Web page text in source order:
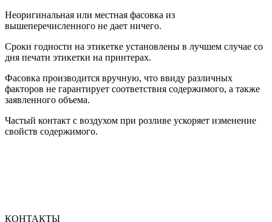
Неоригинальная или местная фасовка из
вышеперечисленного не дает ничего.
Сроки годности на этикетке установлены в лучшем случае со
дня печати этикетки на принтерах.
Фасовка производится вручную, что ввиду различных
факторов не гарантирует соответствия содержимого, а также
заявленного объема.
Частый контакт с воздухом при розливе ускоряет изменение
свойств содержимого.
КОНТАКТЫ